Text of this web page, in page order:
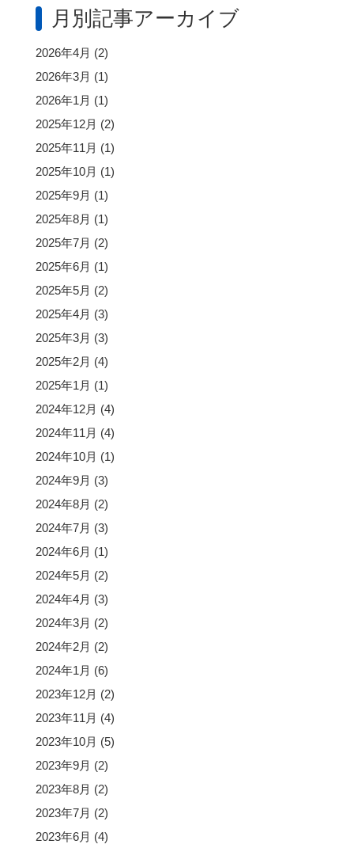
月別記事アーカイブ
2026年4月 (2)
2026年3月 (1)
2026年1月 (1)
2025年12月 (2)
2025年11月 (1)
2025年10月 (1)
2025年9月 (1)
2025年8月 (1)
2025年7月 (2)
2025年6月 (1)
2025年5月 (2)
2025年4月 (3)
2025年3月 (3)
2025年2月 (4)
2025年1月 (1)
2024年12月 (4)
2024年11月 (4)
2024年10月 (1)
2024年9月 (3)
2024年8月 (2)
2024年7月 (3)
2024年6月 (1)
2024年5月 (2)
2024年4月 (3)
2024年3月 (2)
2024年2月 (2)
2024年1月 (6)
2023年12月 (2)
2023年11月 (4)
2023年10月 (5)
2023年9月 (2)
2023年8月 (2)
2023年7月 (2)
2023年6月 (4)